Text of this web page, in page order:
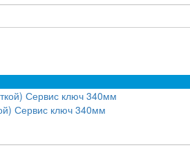
Сервис ключ 340мм